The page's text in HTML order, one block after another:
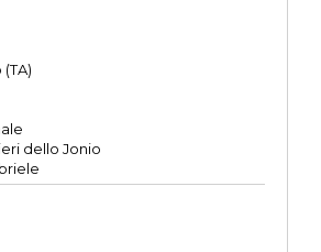
dello Jonio